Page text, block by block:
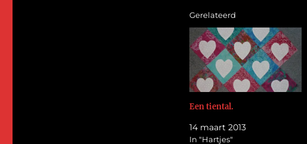
Gerelateerd
Een tiental.
14 maart 2013
In "Hartjes"